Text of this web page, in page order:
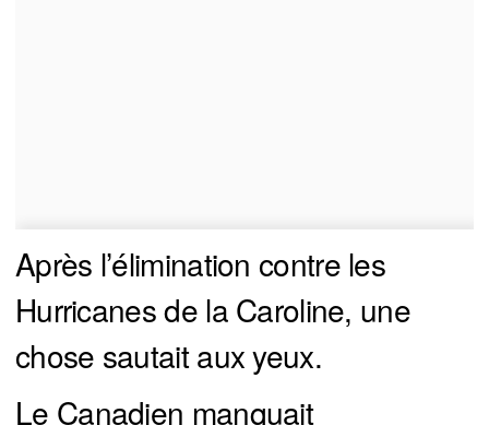
Après l’élimination contre les
Hurricanes de la Caroline, une
chose sautait aux yeux.
Le Canadien manquait